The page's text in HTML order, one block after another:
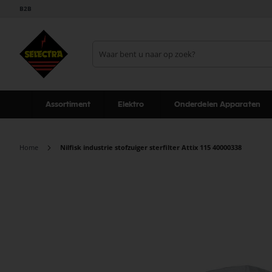
B2B
Assortiment Elektro Onderdelen Apparaten
Home Nilfisk industrie stofzuiger sterfilter Attix 115 40000338